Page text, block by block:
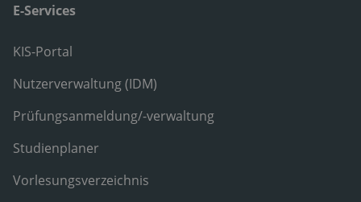
E-Services
KIS-Portal
Nutzerverwaltung (IDM)
Prüfungsanmeldung/-verwaltung
Studienplaner
Vorlesungsverzeichnis